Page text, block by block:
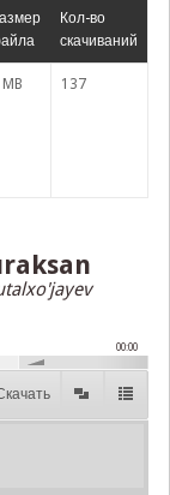
Кол-во
скачиваний
137
00:00